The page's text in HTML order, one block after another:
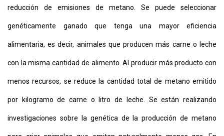
reducción de emisiones de metano. Se puede seleccionar
genéticamente ganado que tenga una mayor eficiencia
alimentaria, es decir, animales que producen más carne o leche
con la misma cantidad de alimento. Al producir más producto con
menos recursos, se reduce la cantidad total de metano emitido
por kilogramo de carne o litro de leche. Se están realizando
investigaciones sobre la genética de la producción de metano